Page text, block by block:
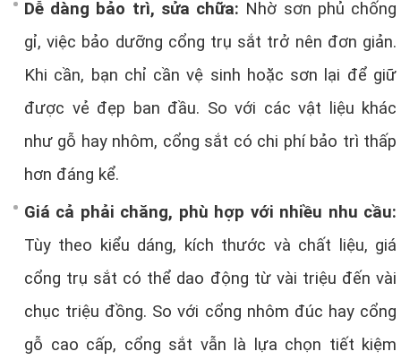
Dễ dàng bảo trì, sửa chữa: Nhờ sơn phủ chống
gỉ, việc bảo dưỡng cổng trụ sắt trở nên đơn giản.
Khi cần, bạn chỉ cần vệ sinh hoặc sơn lại để giữ
được vẻ đẹp ban đầu. So với các vật liệu khác
như gỗ hay nhôm, cổng sắt có chi phí bảo trì thấp
hơn đáng kể.
Giá cả phải chăng, phù hợp với nhiều nhu cầu:
Tùy theo kiểu dáng, kích thước và chất liệu, giá
cổng trụ sắt có thể dao động từ vài triệu đến vài
chục triệu đồng. So với cổng nhôm đúc hay cổng
gỗ cao cấp, cổng sắt vẫn là lựa chọn tiết kiệm